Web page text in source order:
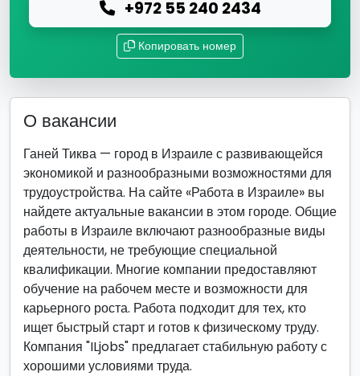
+972 55 240 2434
Копировать номер
О вакансии
Ганей Тиква — город в Израиле с развивающейся
экономикой и разнообразными возможностями для
трудоустройства. На сайте «Работа в Израиле» вы
найдете актуальные вакансии в этом городе. Общие
работы в Израиле включают разнообразные виды
деятельности, не требующие специальной
квалификации. Многие компании предоставляют
обучение на рабочем месте и возможности для
карьерного роста. Работа подходит для тех, кто
ищет быстрый старт и готов к физическому труду.
Компания "ILjobs" предлагает стабильную работу с
хорошими условиями труда.